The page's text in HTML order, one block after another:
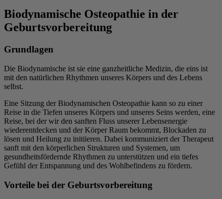
Biodynamische Osteopathie in der
Geburtsvorbereitung
Grundlagen
Die Biodynamische ist sie eine ganzheitliche Medizin, die eins ist
mit den natürlichen Rhythmen unseres Körpers und des Lebens
selbst.
Eine Sitzung der Biodynamischen Osteopathie kann so zu einer
Reise in die Tiefen unseres Körpers und unseres Seins werden, eine
Reise, bei der wir den sanften Fluss unserer Lebensenergie
wiederentdecken und der Körper Raum bekommt, Blockaden zu
lösen und Heilung zu initiieren. Dabei kommuniziert der Therapeut
sanft mit den körperlichen Strukturen und Systemen, um
gesundheitsfördernde Rhythmen zu unterstützen und ein tiefes
Gefühl der Entspannung und des Wohlbefindens zu fördern.
Vorteile bei der Geburtsvorbereitung